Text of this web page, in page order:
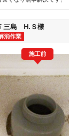
三島 H.Ｓ様
消作業
施工前